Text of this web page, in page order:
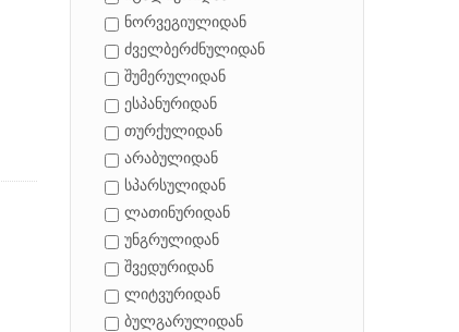
ნორვეგიულიდან
ძველბერძნულიდან
შუმერულიდან
ესპანურიდან
თურქულიდან
არაბულიდან
სპარსულიდან
ლათინურიდან
უნგრულიდან
შვედურიდან
ლიტვურიდან
ბულგარულიდან